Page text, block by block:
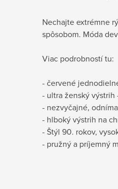
Nechajte extrémne
spôsobom. Móda
Viac podrobností tu:
- červené
- ultra ženský výstrih
- nezvyčajné,
- hlboký výstrih na
- Štýl 90. rokov,
- pružný a príjemný